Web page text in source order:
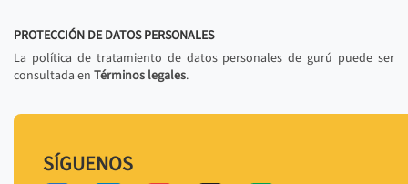
PROTECCIÓN DE DATOS PERSONALES
La política de tratamiento de datos personales de gurú puede ser
consultada en Términos legales.
SÍGUENOS